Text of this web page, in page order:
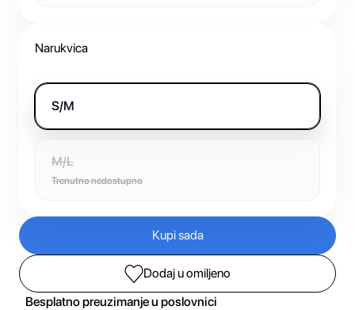
Narukvica
S/M
M/L
Trenutno nedostupno
Kupi sada
Dodaj u omiljeno
Besplatno preuzimanje u poslovnici